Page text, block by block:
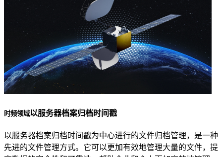
时频领域以服务器档案归档时间戳
以服务器档案归档时间戳为中心进行的文件归档管理，是一种
先进的文件管理方式。它可以更加有效地管理大量的文件，提